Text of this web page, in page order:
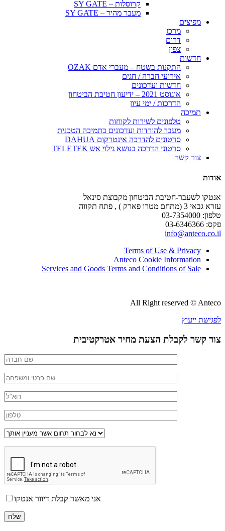
קרוסלות – SY GATE
מעבר מהיר – SY GATE
מפיצים
מרכז
דרום
צפון
חדשות
התקנות בשטח – מעברי אדם OZAK
אירועי חברה / חגים
חדשות ועדכונים
אוגוסט 2021 – ידיעון חטיבת הביטחון
הדרכות / ימי עיון
תמיכה
טלפונים לשירות לקוחות
מעבר להורדות ועדכונים בתמיכה הטכנית
סרטונים להדרכה אינטרקום DAHUA
סרטוני הדרכה בנושא גילוי אש TELETEK
צור קשר
אודות
אנטקו לשעבר-חטיבת הביטחון מקבוצת סינאל
עזרא גבאי 3 (מתחם מטרו פארק ) , פתח תקווה
טלפון: 03-7354000
פקס: 03-6346366
info@anteco.co.il
Terms of Use & Privacy
Anteco Cookie Information
Services and Goods Terms and Conditions of Sale
All Right reserved © Anteco
לפגישת ייעוץ
צור קשר לקבלת הצעת מחיר אטרקטיבית
אני מאשר קבלת דיוור אנטקו